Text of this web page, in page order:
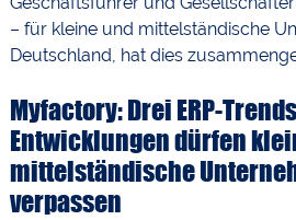
– für kleine und mittelständische
Deutschland, hat dies
Myfactory: Drei ERP-
Entwicklungen dürfen
mittelständische
verpassen